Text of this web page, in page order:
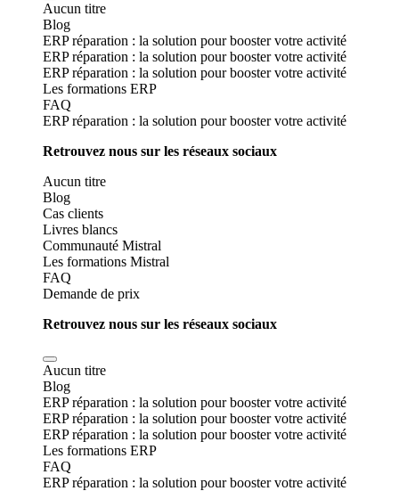
Aucun titre
Blog
ERP réparation : la solution pour booster votre activité
ERP réparation : la solution pour booster votre activité
ERP réparation : la solution pour booster votre activité
Les formations ERP
FAQ
ERP réparation : la solution pour booster votre activité
Retrouvez nous sur les réseaux sociaux
Aucun titre
Blog
Cas clients
Livres blancs
Communauté Mistral
Les formations Mistral
FAQ
Demande de prix
Retrouvez nous sur les réseaux sociaux
Aucun titre
Blog
ERP réparation : la solution pour booster votre activité
ERP réparation : la solution pour booster votre activité
ERP réparation : la solution pour booster votre activité
Les formations ERP
FAQ
ERP réparation : la solution pour booster votre activité